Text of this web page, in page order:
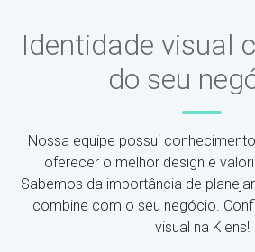
Identidade visual
do seu
Nossa equipe possui
oferecer o melhor design e
Sabemos da importância de
combine com o seu negócio.
visual na Klens!